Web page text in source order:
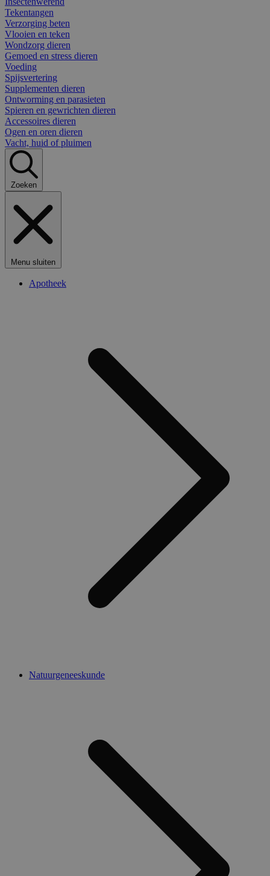
Tekentangen
Verzorging beten
Vlooien en teken
Wondzorg dieren
Gemoed en stress dieren
Voeding
Spijsvertering
Supplementen dieren
Ontworming en parasieten
Spieren en gewrichten dieren
Accessoires dieren
Ogen en oren dieren
Vacht, huid of pluimen
Zoeken
Menu sluiten
Apotheek
Natuurgeneeskunde